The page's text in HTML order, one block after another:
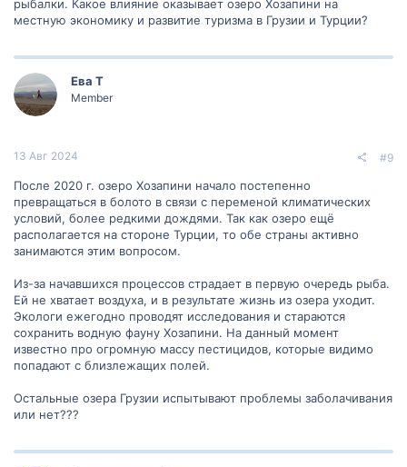
рыбалки. Какое влияние оказывает озеро Хозапини на
местную экономику и развитие туризма в Грузии и Турции?
Ева Т
Member
13 Авг 2024 #9
После 2020 г. озеро Хозапини начало постепенно
превращаться в болото в связи с переменой климатических
условий, более редкими дождями. Так как озеро ещё
располагается на стороне Турции, то обе страны активно
занимаются этим вопросом.
Из-за начавшихся процессов страдает в первую очередь рыба.
Ей не хватает воздуха, и в результате жизнь из озера уходит.
Экологи ежегодно проводят исследования и стараются
сохранить водную фауну Хозапини. На данный момент
известно про огромную массу пестицидов, которые видимо
попадают с близлежащих полей.
Остальные озера Грузии испытывают проблемы заболачивания
или нет???